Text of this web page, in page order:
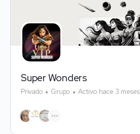
Super Wonders
Privado Grupo Activo hace 3 meses